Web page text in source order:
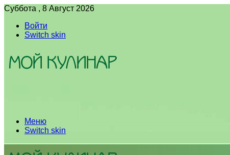
Суббота , 8 Август 2026
Войти
Switch skin
Меню
Switch skin